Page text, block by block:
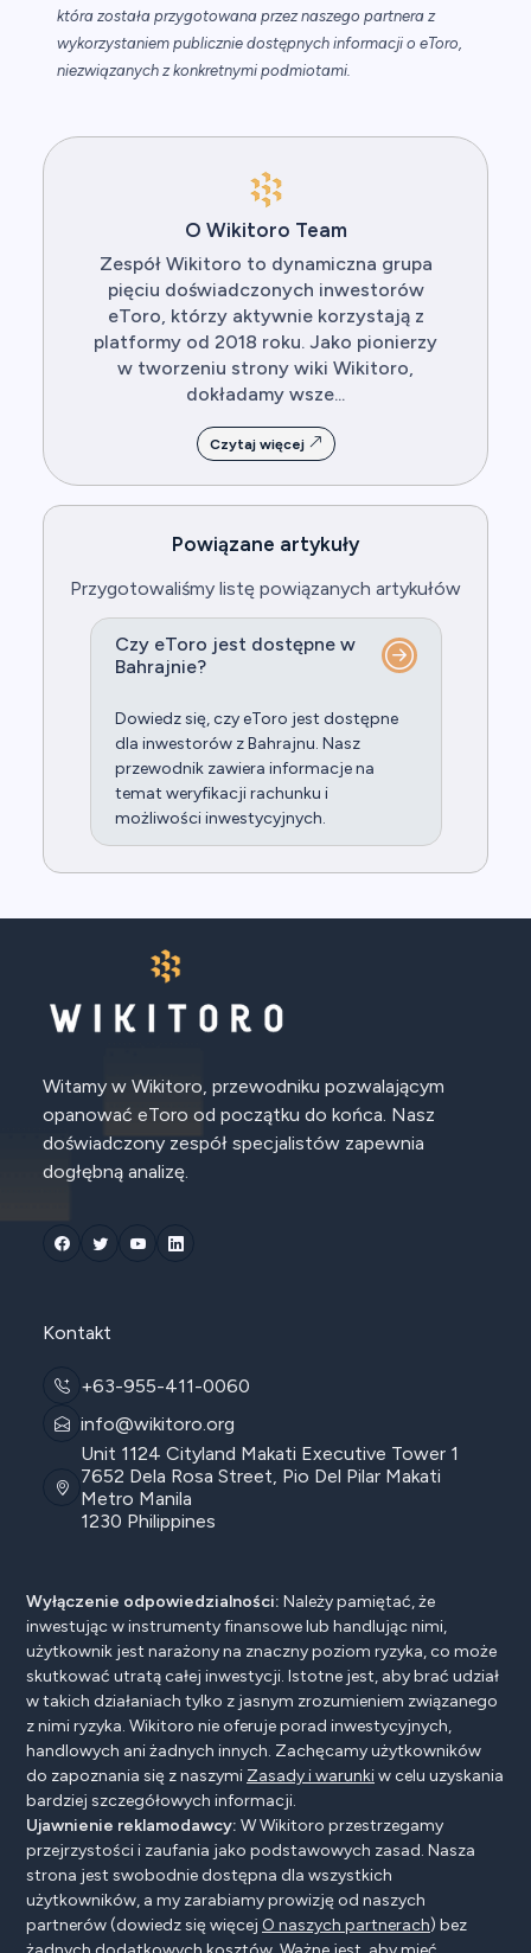
która została przygotowana przez naszego partnera z
wykorzystaniem publicznie dostępnych informacji o eToro,
niezwiązanych z konkretnymi podmiotami.
O Wikitoro Team
Zespół Wikitoro to dynamiczna grupa
pięciu doświadczonych inwestorów
eToro, którzy aktywnie korzystają z
platformy od 2018 roku. Jako pionierzy
w tworzeniu strony wiki Wikitoro,
dokładamy wsze...
Czytaj więcej
Powiązane artykuły
Przygotowaliśmy listę powiązanych artykułów
Czy eToro jest dostępne w
Bahrajnie?
Dowiedz się, czy eToro jest dostępne
dla inwestorów z Bahrajnu. Nasz
przewodnik zawiera informacje na
temat weryfikacji rachunku i
możliwości inwestycyjnych.
Witamy w Wikitoro, przewodniku pozwalającym
opanować eToro od początku do końca. Nasz
doświadczony zespół specjalistów zapewnia
dogłębną analizę.
Kontakt
+63-955-411-0060
info@wikitoro.org
Unit 1124 Cityland Makati Executive Tower 1
7652 Dela Rosa Street, Pio Del Pilar Makati
Metro Manila
1230 Philippines
Wyłączenie odpowiedzialności: Należy pamiętać, że
inwestując w instrumenty finansowe lub handlując nimi,
użytkownik jest narażony na znaczny poziom ryzyka, co może
skutkować utratą całej inwestycji. Istotne jest, aby brać udział
w takich działaniach tylko z jasnym zrozumieniem związanego
z nimi ryzyka. Wikitoro nie oferuje porad inwestycyjnych,
handlowych ani żadnych innych. Zachęcamy użytkowników
do zapoznania się z naszymi Zasady i warunkiw celu uzyskania
bardziej szczegółowych informacji.
Ujawnienie reklamodawcy: W Wikitoro przestrzegamy
przejrzystości i zaufania jako podstawowych zasad. Nasza
strona jest swobodnie dostępna dla wszystkich
użytkowników, a my zarabiamy prowizję od naszych
partnerów (dowiedz się więcej O naszych partnerach) bez